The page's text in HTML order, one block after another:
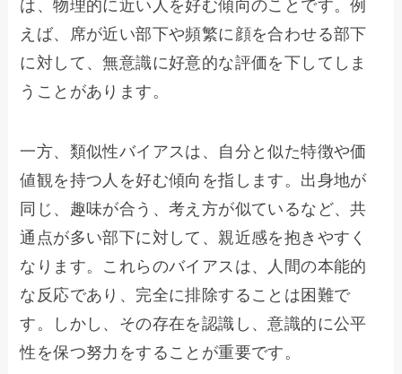
は、物理的に近い人を好む傾向のことです。例
えば、席が近い部下や頻繁に顔を合わせる部下
に対して、無意識に好意的な評価を下してしま
うことがあります。
一方、類似性バイアスは、自分と似た特徴や価
値観を持つ人を好む傾向を指します。出身地が
同じ、趣味が合う、考え方が似ているなど、共
通点が多い部下に対して、親近感を抱きやすく
なります。これらのバイアスは、人間の本能的
な反応であり、完全に排除することは困難で
す。しかし、その存在を認識し、意識的に公平
性を保つ努力をすることが重要です。